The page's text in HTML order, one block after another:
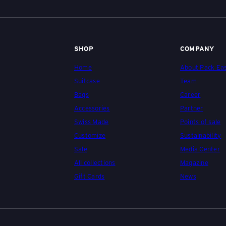
SHOP
Home
Suitcase
Bags
Accessories
Swiss Made
Customize
Sale
All collections
Gift Cards
COMPANY
About Pack
Team
Career
Partner
Points of sale
Sustainability
Media Center
Magazine
News